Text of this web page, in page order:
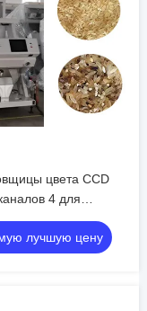
цвета CCD
4 для
риса
лучшую цену